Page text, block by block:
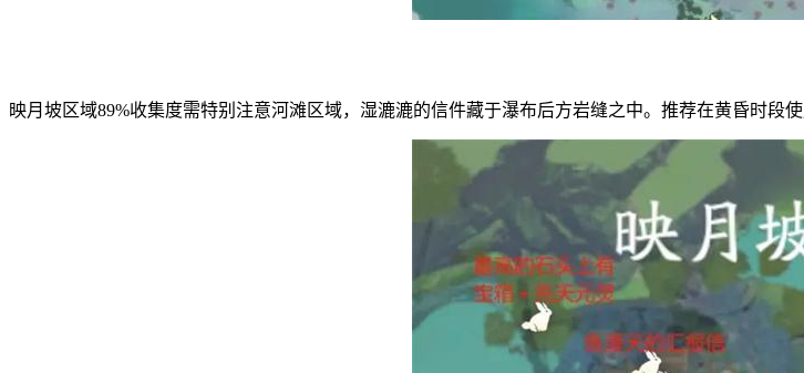
映月坡区域89%收集度需特别注意河滩区域，湿漉漉的信件藏于瀑布后方岩缝之中。推荐在黄昏时段